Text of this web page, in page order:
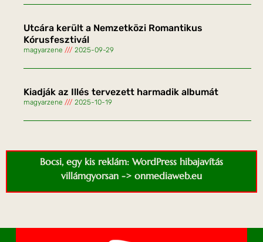
Utcára került a Nemzetközi Romantikus
Kórusfesztivál
magyarzene 2025-09-29
Kiadják az Illés tervezett harmadik albumát
magyarzene 2025-10-19
Bocsi, egy kis reklám: WordPress hibajavítás
villámgyorsan -> onmediaweb.eu